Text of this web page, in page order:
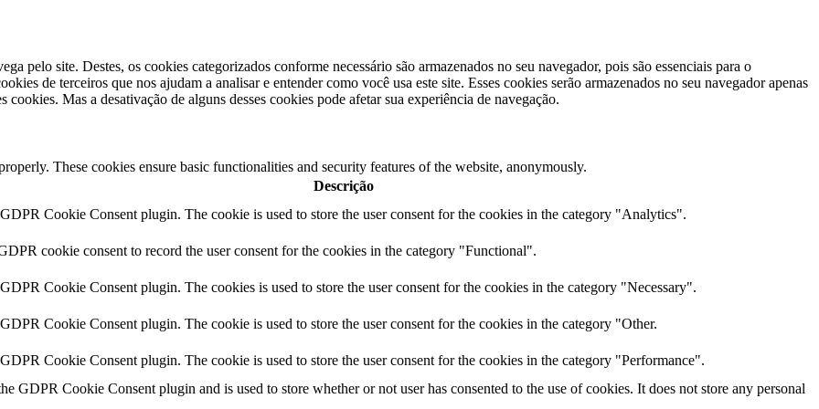
pelo site. Destes, os cookies categorizados conforme necessário são armazenados no seu navegador, pois são essenciais para o
de terceiros que nos ajudam a analisar e entender como você usa este site. Esses cookies serão armazenados no seu navegador apenas
Mas a desativação de alguns desses cookies pode afetar sua experiência de navegação.
These cookies ensure basic functionalities and security features of the website, anonymously.
Descrição
Cookie Consent plugin. The cookie is used to store the user consent for the cookies in the category "Analytics".
cookie consent to record the user consent for the cookies in the category "Functional".
Cookie Consent plugin. The cookies is used to store the user consent for the cookies in the category "Necessary".
Cookie Consent plugin. The cookie is used to store the user consent for the cookies in the category "Other.
Cookie Consent plugin. The cookie is used to store the user consent for the cookies in the category "Performance".
GDPR Cookie Consent plugin and is used to store whether or not user has consented to the use of cookies. It does not store any personal